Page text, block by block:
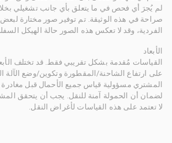
لم يُجرَ أي فحص في ما يتعلق بأي جانب تشغيلي
صراحة في هذه الوثيقة. تم توفير صور مختارة
الفردية، وقد لا تعكس هذه الصور حالة الهيكل
الأبعاد
القياسات مُقدمة بشكل تقريبي فقط. قد تختلف
على ارتفاع الشاحنة/المقطورة وتكوين/وضع الآلة
المشتري مسؤولية قياس جميع الأحمال قبل مغادرة
لضمان أن الحمولة آمنة للنقل. يجب أن يتحقق
لا تعتمد على هذه القياسات لأغراض النقل.